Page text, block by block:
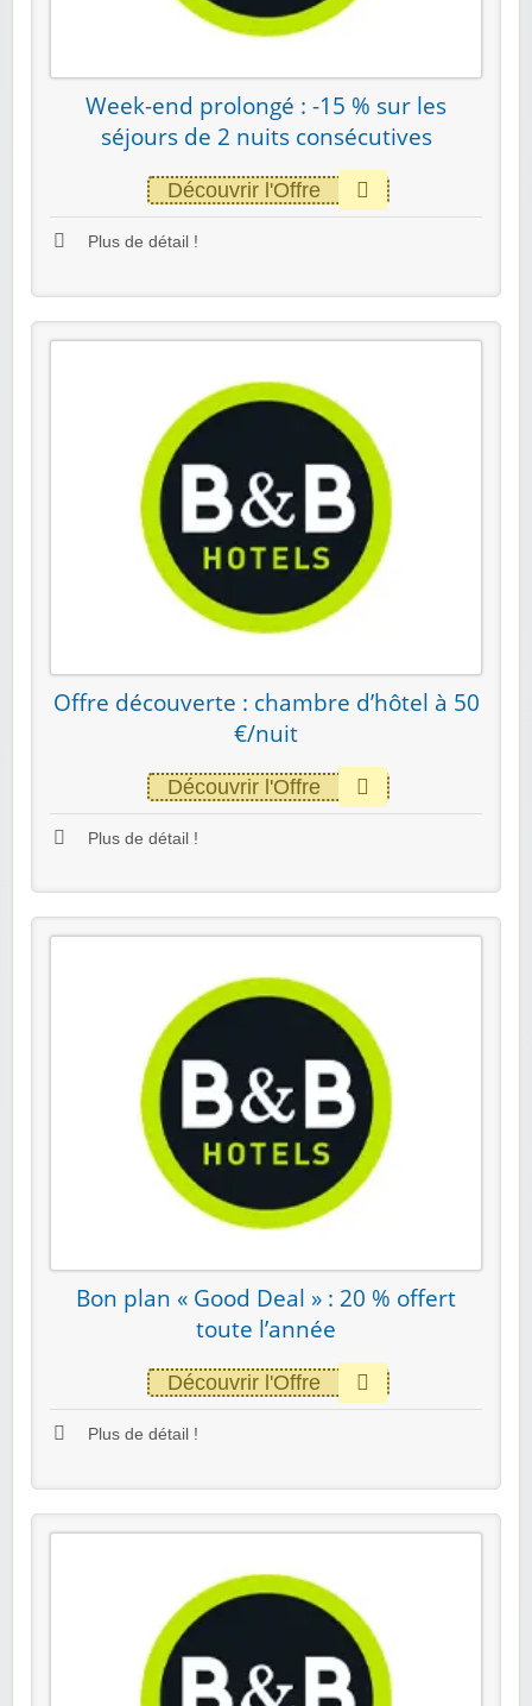
Week-end prolongé : -15 % sur les
séjours de 2 nuits consécutives
Découvrir l'Offre
Plus de détail !
Offre découverte : chambre d’hôtel à 50
€/nuit
Découvrir l'Offre
Plus de détail !
Bon plan « Good Deal » : 20 % offert
toute l’année
Découvrir l'Offre
Plus de détail !